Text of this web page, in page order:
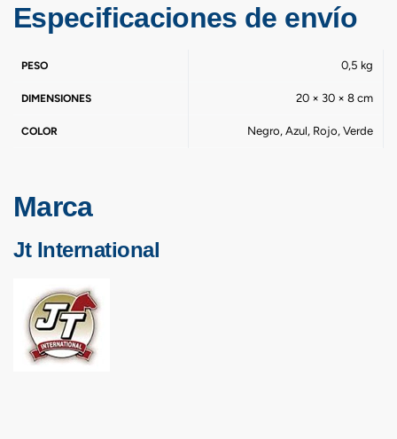
Especificaciones de envío
PESO 0,5 kg
DIMENSIONES 20 × 30 × 8 cm
COLOR Negro, Azul, Rojo, Verde
Marca
Jt International